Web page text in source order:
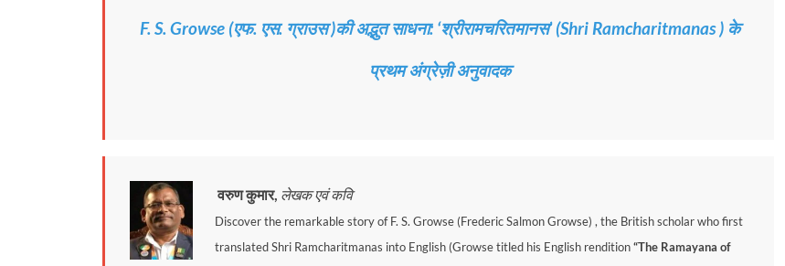
F. S. Growse (एफ. एस. ग्राउस )की अद्भुत साधना: ‘श्रीरामचरितमानस’ (Shri Ramcharitmanas ) के
प्रथम अंग्रेज़ी अनुवादक
वरुण कुमार, लेखक एवं कवि
Discover the remarkable story of F. S. Growse (Frederic Salmon Growse) , the British scholar who first
translated Shri Ramcharitmanas into English (Growse titled his English rendition“The Ramayana of